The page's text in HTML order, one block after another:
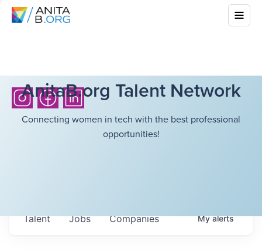
AnitaB.org Talent Network
Connecting women in tech with the best professional
opportunities!
Jobs Companies
Talent Myalerts